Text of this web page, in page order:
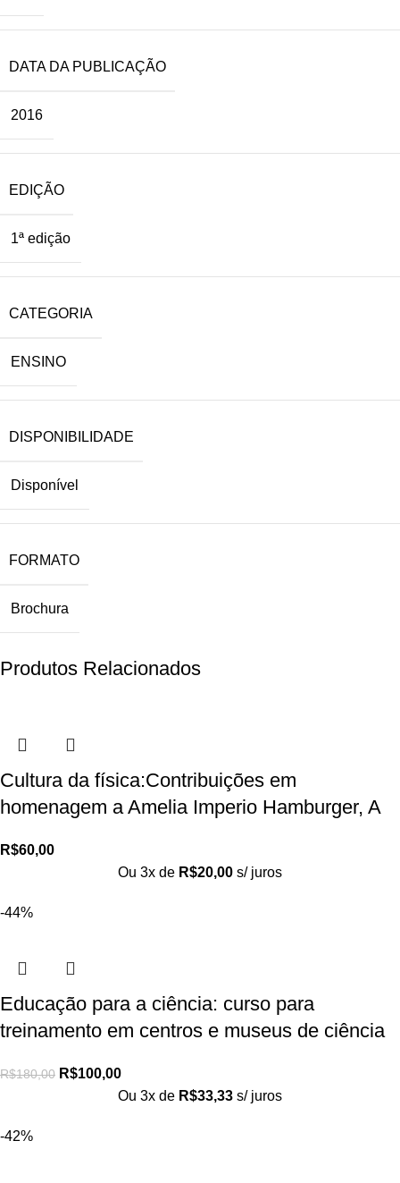
DATA DA PUBLICAÇÃO
2016
EDIÇÃO
1ª edição
CATEGORIA
ENSINO
DISPONIBILIDADE
Disponível
FORMATO
Brochura
Produtos Relacionados
Cultura da física:Contribuições em
homenagem a Amelia Imperio Hamburger, A
R$60,00
Ou 3x de R$20,00 s/ juros
-44%
Educação para a ciência: curso para
treinamento em centros e museus de ciência
R$180,00 R$100,00
Ou 3x de R$33,33 s/ juros
-42%